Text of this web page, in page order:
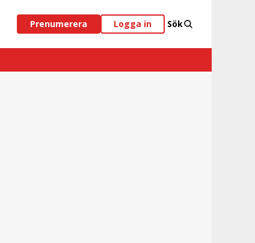
Prenumerera Logga in Sök